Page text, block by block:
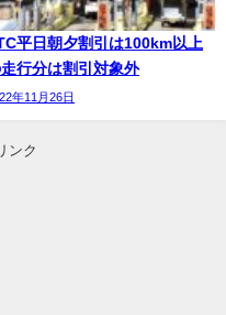
平日朝夕割引は100km以上
行分は割引対象外
年11月26日
ンク